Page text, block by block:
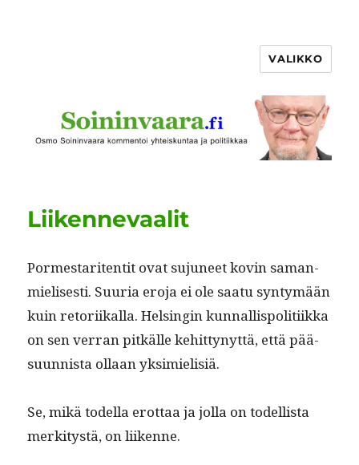
VALIKKO
Liikennevaalit
Pormes­tari­ten­tit ovat sujuneet kovin saman­
mielis­es­ti. Suuria ero­ja ei ole saatu syn­tymään
kuin retori­ikalla. Helsin­gin kun­nal­lispoli­ti­ik­ka
on sen ver­ran pitkälle kehit­tynyt­tä, että pää­
su­un­nista ollaan yksimielisiä.
Se, mikä todel­la erot­taa ja jol­la on todel­lista
merk­i­tys­tä, on liikenne.